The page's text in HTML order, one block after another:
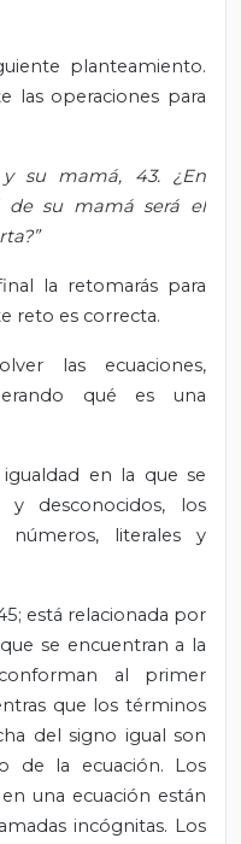
planteamiento.
las operaciones para
y su mamá, 43. ¿En
de su mamá será el
la retomarás para
reto es correcta.
las ecuaciones,
qué es una
en la que se
y desconocidos, los
números, literales y
está relacionada por
se encuentran a la
al primer
que los términos
del signo igual son
de la ecuación. Los
una ecuación están
incógnitas. Los